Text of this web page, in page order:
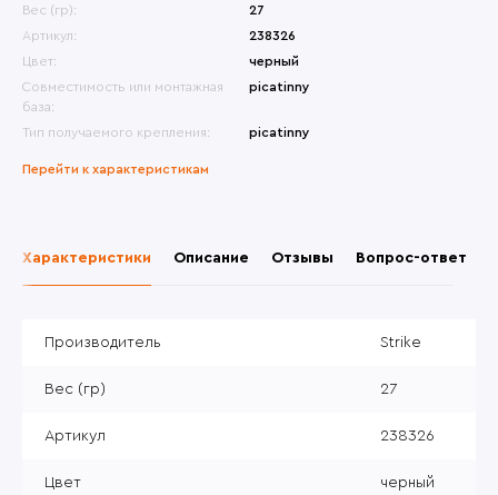
Вес (гр):
27
Артикул:
238326
Цвет:
черный
Совместимость или монтажная
база:
picatinny
Тип получаемого крепления: picatinny
Перейти к характеристикам
Характеристики Описание Отзывы Вопрос-ответ
Производитель Strike
Вес (гр) 27
Артикул 238326
Цвет черный